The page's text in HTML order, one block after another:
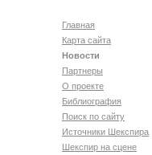
Главная
Карта сайта
Новости
Партнеры
О проекте
Библиография
Поиск по сайту
Источники Шекспира
Шекспир на сцене